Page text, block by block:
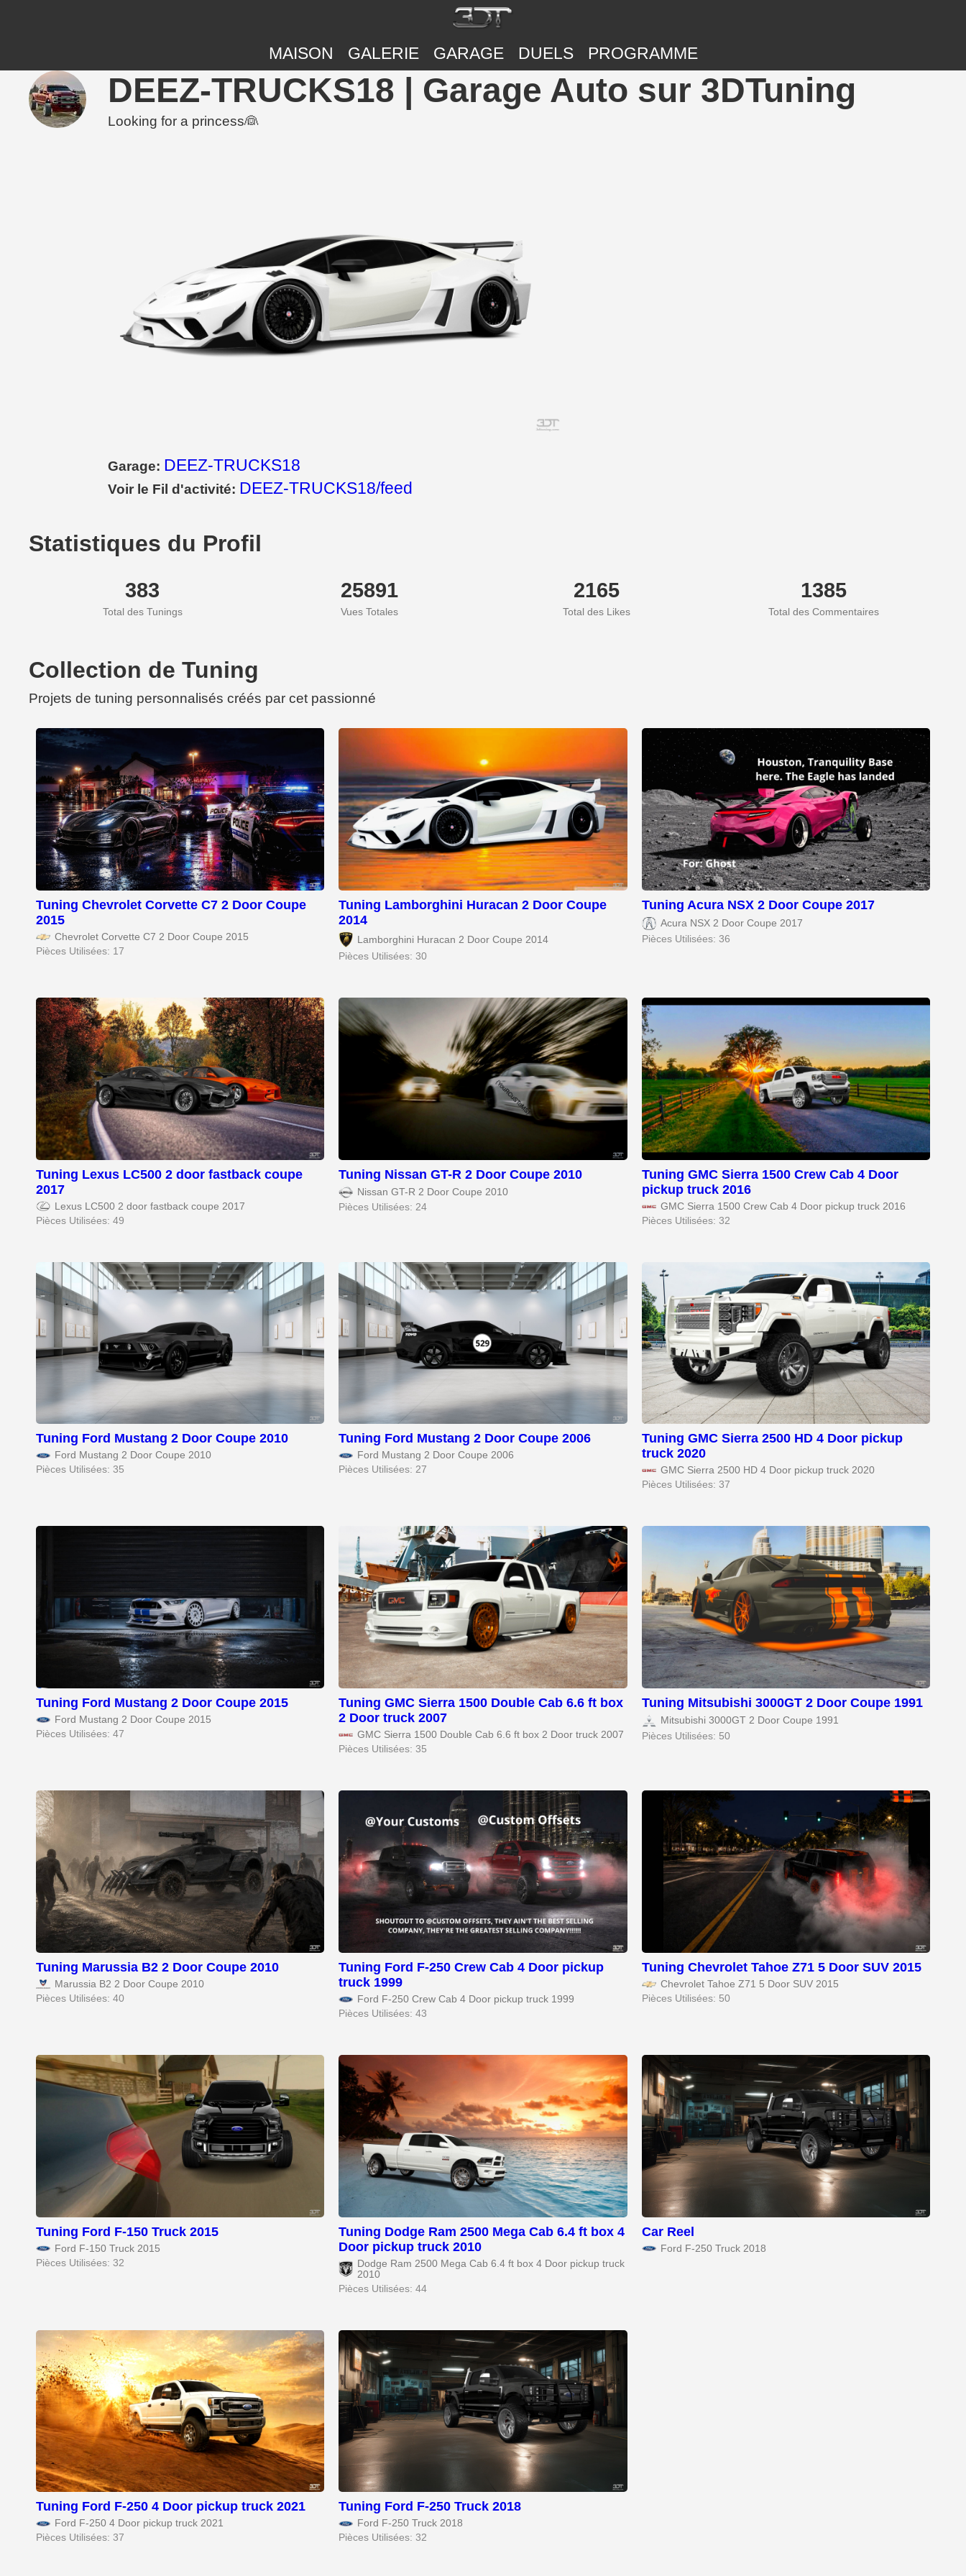
MAISON GALERIE GARAGE DUELS PROGRAMME
DEEZ-TRUCKS18 | Garage Auto sur 3DTuning
Looking for a princess👰
Garage: DEEZ-TRUCKS18
Voir le Fil d'activité: DEEZ-TRUCKS18/feed
Statistiques du Profil
383
Total des Tunings
25891
Vues Totales
2165
Total des Likes
1385
Total des Commentaires
Collection de Tuning
Projets de tuning personnalisés créés par cet passionné
Tuning Chevrolet Corvette C7 2 Door Coupe
2015
Chevrolet Corvette C7 2 Door Coupe 2015
Pièces Utilisées: 17
Tuning Lamborghini Huracan 2 Door Coupe
2014
Lamborghini Huracan 2 Door Coupe 2014
Pièces Utilisées: 30
Tuning Acura NSX 2 Door Coupe 2017
Acura NSX 2 Door Coupe 2017
Pièces Utilisées: 36
Tuning Lexus LC500 2 door fastback coupe
2017
Lexus LC500 2 door fastback coupe 2017
Pièces Utilisées: 49
Tuning Nissan GT-R 2 Door Coupe 2010
Nissan GT-R 2 Door Coupe 2010
Pièces Utilisées: 24
Tuning GMC Sierra 1500 Crew Cab 4 Door
pickup truck 2016
GMC Sierra 1500 Crew Cab 4 Door pickup truck 2016
Pièces Utilisées: 32
Tuning Ford Mustang 2 Door Coupe 2010
Ford Mustang 2 Door Coupe 2010
Pièces Utilisées: 35
Tuning Ford Mustang 2 Door Coupe 2006
Ford Mustang 2 Door Coupe 2006
Pièces Utilisées: 27
Tuning GMC Sierra 2500 HD 4 Door pickup
truck 2020
GMC Sierra 2500 HD 4 Door pickup truck 2020
Pièces Utilisées: 37
Tuning Ford Mustang 2 Door Coupe 2015
Ford Mustang 2 Door Coupe 2015
Pièces Utilisées: 47
Tuning GMC Sierra 1500 Double Cab 6.6 ft box
2 Door truck 2007
GMC Sierra 1500 Double Cab 6.6 ft box 2 Door truck 2007
Pièces Utilisées: 35
Tuning Mitsubishi 3000GT 2 Door Coupe 1991
Mitsubishi 3000GT 2 Door Coupe 1991
Pièces Utilisées: 50
Tuning Marussia B2 2 Door Coupe 2010
Marussia B2 2 Door Coupe 2010
Pièces Utilisées: 40
Tuning Ford F-250 Crew Cab 4 Door pickup
truck 1999
Ford F-250 Crew Cab 4 Door pickup truck 1999
Pièces Utilisées: 43
Tuning Chevrolet Tahoe Z71 5 Door SUV 2015
Chevrolet Tahoe Z71 5 Door SUV 2015
Pièces Utilisées: 50
Tuning Ford F-150 Truck 2015
Ford F-150 Truck 2015
Pièces Utilisées: 32
Tuning Dodge Ram 2500 Mega Cab 6.4 ft box 4
Door pickup truck 2010
Dodge Ram 2500 Mega Cab 6.4 ft box 4 Door pickup truck
2010
Pièces Utilisées: 44
Car Reel
Ford F-250 Truck 2018
Tuning Ford F-250 4 Door pickup truck 2021
Ford F-250 4 Door pickup truck 2021
Pièces Utilisées: 37
Tuning Ford F-250 Truck 2018
Ford F-250 Truck 2018
Pièces Utilisées: 32